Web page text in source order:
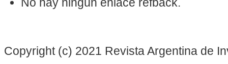
Copyright (c) 2021 Revista Argentina de